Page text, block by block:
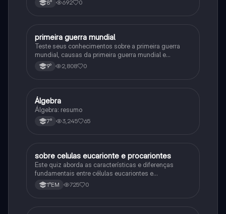
8° 692 0
História
primeira guerra mundial
Teste seus conhecimentos sobre a primeira guerra
mundial, causas da primeira guerra mundial e
consequências da Primeira Guerra Mundial, fases da
primeira guerra mundial
9° 2,808 0
Matematica
Álgebra
Álgebra: resumo
7° 3,245 65
Biologia
sobre celulas eucarionte e procariontes
Este quiz aborda as características e diferenças
fundamentais entre células eucariontes e
procariontes.
1°EM 725 0